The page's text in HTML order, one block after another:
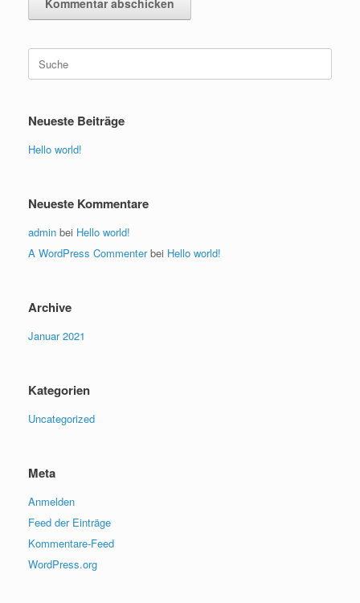
nach:
Neueste Beiträge
Hello world!
Neueste Kommentare
admin bei Hello world!
A WordPress Commenterbei Hello world!
Archive
Januar 2021
Kategorien
Uncategorized
Meta
Anmelden
Feed der Einträge
Kommentare-Feed
WordPress.org